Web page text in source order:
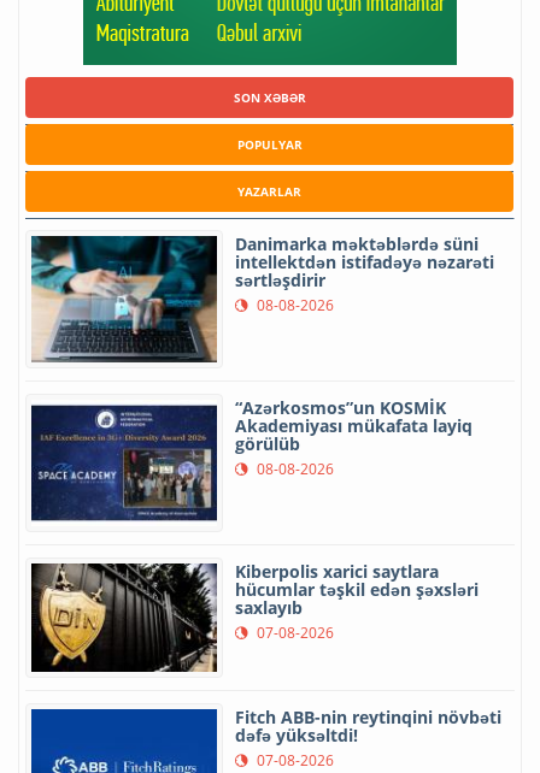
SON XƏBƏR
POPULYAR
YAZARLAR
Danimarka məktəblərdə süni
intellektdən istifadəyə nəzarəti
sərtləşdirir
08-08-2026
“Azərkosmos”un KOSMİK
Akademiyası mükafata layiq
görülüb
08-08-2026
Kiberpolis xarici saytlara
hücumlar təşkil edən şəxsləri
saxlayıb
07-08-2026
Fitch ABB-nin reytinqini növbəti
dəfə yüksəltdi!
07-08-2026